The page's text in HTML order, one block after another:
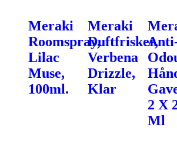
Meraki
Roomspray,
Lilac
Muse,
100ml.
Meraki
Duftfrisker,
Verbena
Drizzle,
Klar
2 X
Ml